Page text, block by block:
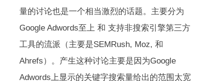
量的讨论也是一个相当激烈的话题。主要分为
Google Adwords至上 和 支持非搜索引擎第三方
工具的流派（主要是SEMRush, Moz, 和
Ahrefs）。产生这种讨论主要是因为Google
Adwords上显示的关键字搜索量给出的范围太宽